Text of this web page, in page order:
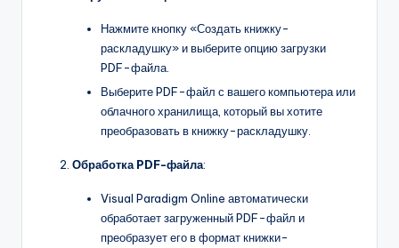
Нажмите кнопку «Создать книжку-
раскладушку» и выберите опцию загрузки
PDF-файла.
Выберите PDF-файл с вашего компьютера или
облачного хранилища, который вы хотите
преобразовать в книжку-раскладушку.
Обработка PDF-файла:
Visual Paradigm Online автоматически
обработает загруженный PDF-файл и
преобразует его в формат книжки-